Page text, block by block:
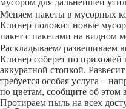
мусором для дальнейшей
Меняем пакеты в мусорных
Клинер положит новые
пакет с пакетами на видном
Раскладываем/ развешиваем
Клинер соберет по
аккуратной стопкой.
требуется особая услуга –
по цветам, сообщите об этом
Протираем пыль на всех